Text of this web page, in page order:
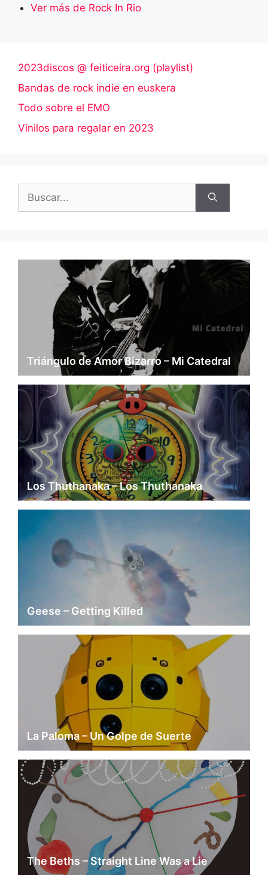
Ver más de Rock In Rio
2023discos @ feiticeira.org (playlist)
Bandas de rock indie en euskera
Todo sobre el EMO
Vinilos para regalar en 2023
Triángulo de Amor Bizarro – Mi Catedral
Los Thuthanaka – Los Thuthanaka
Geese – Getting Killed
La Paloma – Un Golpe de Suerte
The Beths – Straight Line Was a Lie